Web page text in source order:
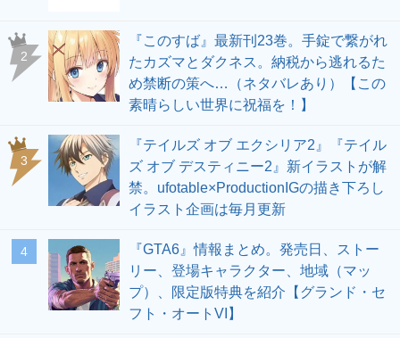
2
『このすば』最新刊23巻。手錠で繋がれ
たカズマとダクネス。納税から逃れるた
め禁断の策へ…（ネタバレあり）【この
素晴らしい世界に祝福を！】
3
『テイルズ オブ エクシリア2』『テイル
ズ オブ デスティニー2』新イラストが解
禁。ufotable×ProductionIGの描き下ろし
イラスト企画は毎月更新
4
『GTA6』情報まとめ。発売日、ストー
リー、登場キャラクター、地域（マッ
プ）、限定版特典を紹介【グランド・セ
フト・オートVI】